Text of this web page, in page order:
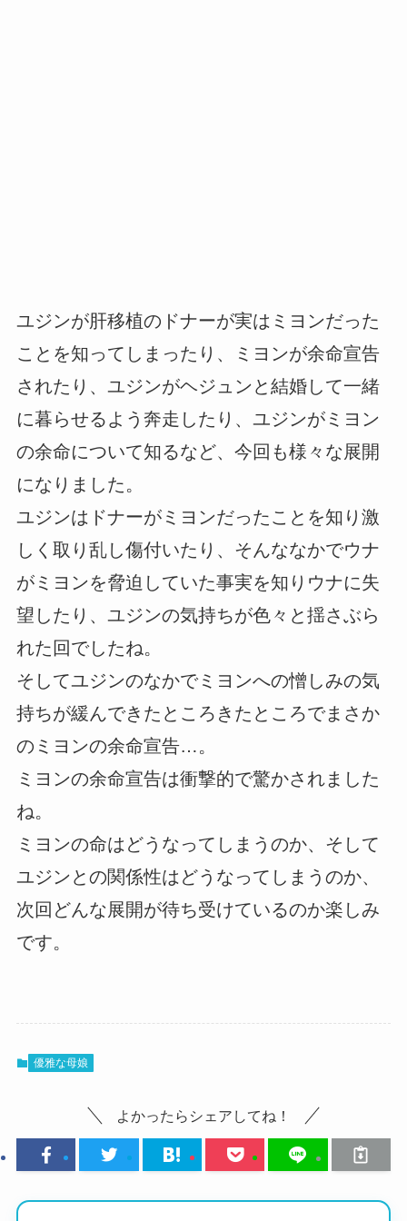
ユジンが肝移植のドナーが実はミヨンだった
ことを知ってしまったり、ミヨンが余命宣告
されたり、ユジンがヘジュンと結婚して一緒
に暮らせるよう奔走したり、ユジンがミヨン
の余命について知るなど、今回も様々な展開
になりました。
ユジンはドナーがミヨンだったことを知り激
しく取り乱し傷付いたり、そんななかでウナ
がミヨンを脅迫していた事実を知りウナに失
望したり、ユジンの気持ちが色々と揺さぶら
れた回でしたね。
そしてユジンのなかでミヨンへの憎しみの気
持ちが緩んできたところきたところでまさか
のミヨンの余命宣告…。
ミヨンの余命宣告は衝撃的で驚かされました
ね。
ミヨンの命はどうなってしまうのか、そして
ユジンとの関係性はどうなってしまうのか、
次回どんな展開が待ち受けているのか楽しみ
です。
優雅な母娘
よかったらシェアしてね！